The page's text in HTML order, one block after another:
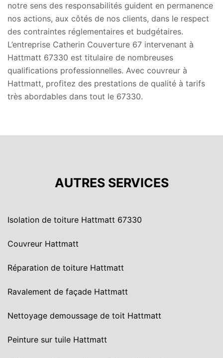
notre sens des responsabilités guident en permanence
nos actions, aux côtés de nos clients, dans le respect
des contraintes réglementaires et budgétaires.
L’entreprise Catherin Couverture 67 intervenant à
Hattmatt 67330 est titulaire de nombreuses
qualifications professionnelles. Avec couvreur à
Hattmatt, profitez des prestations de qualité à tarifs
très abordables dans tout le 67330.
AUTRES SERVICES
Isolation de toiture Hattmatt 67330
Couvreur Hattmatt
Réparation de toiture Hattmatt
Ravalement de façade Hattmatt
Nettoyage demoussage de toit Hattmatt
Peinture sur tuile Hattmatt